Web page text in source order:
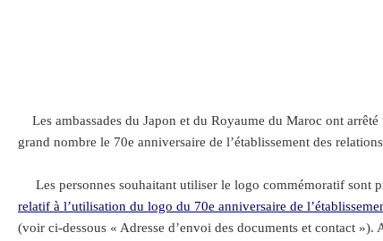
Les ambassades du Japon et du Royaume du Maroc ont
grand nombre le 70e anniversaire de l’établissement des
Les personnes souhaitant utiliser le logo commémoratif sont
relatif à l’utilisation du logo du 70e anniversaire de
(voir ci-dessous « Adresse d’envoi des documents et contact